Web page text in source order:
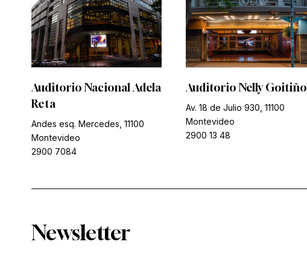
Auditorio Nacional Adela
Reta
Andes esq. Mercedes, 11100
Montevideo
2900 7084
Auditorio Nelly Goitiño
Av. 18 de Julio 930, 11100
Montevideo
2900 13 48
Newsletter